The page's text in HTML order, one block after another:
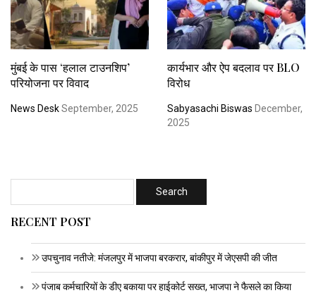
मुंबई के पास ‘हलाल टाउनशिप’
परियोजना पर विवाद
News DeskSeptember, 2025
कार्यभार और ऐप बदलाव पर BLO
विरोध
Sabyasachi Biswas December,
2025
RECENT POST
उपचुनाव नतीजे: मंजलपुर में भाजपा बरकरार, बांकीपुर में जेएसपी की जीत
पंजाब कर्मचारियों के डीए बकाया पर हाईकोर्ट सख्त, भाजपा ने फैसले का किया